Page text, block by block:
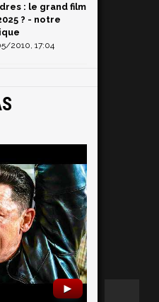
: le grand film
? - notre
2010, 17:04
►